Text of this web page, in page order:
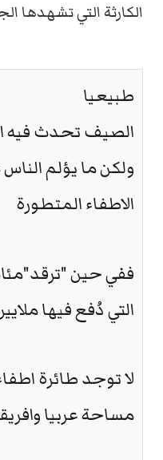
الكارثة التي تشهدها
طبيعيا
الصيف تحدث فيه
ولكن ما يؤلم
الاطفاء المتطورة
ففي حين
التي دُفع فيها
لا توجد طائرة
مساحة عربيا